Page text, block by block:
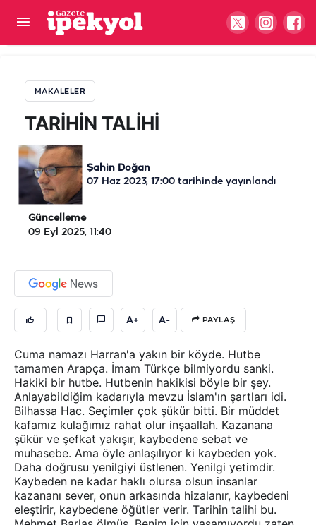
MAKALELER
TARİHİN TALİHİ
Şahin Doğan
07 Haz 2023, 17:00 tarihinde yayınlandı
Güncelleme
09 Eyl 2025, 11:40
A+ A- PAYLAŞ
Cuma namazı Harran'a yakın bir köyde. Hutbe
tamamen Arapça. İmam Türkçe bilmiyordu sanki.
Hakiki bir hutbe. Hutbenin hakikisi böyle bir şey.
Anlayabildiğim kadarıyla mevzu İslam'ın şartları idi.
Bilhassa Hac. Seçimler çok şükür bitti. Bir müddet
kafamız kulağımız rahat olur inşaallah. Kazanana
şükür ve şefkat yakışır, kaybedene sebat ve
muhasebe. Ama öyle anlaşılıyor ki kaybeden yok.
Daha doğrusu yenilgiyi üstlenen. Yenilgi yetimdir.
Kaybeden ne kadar haklı olursa olsun insanlar
kazananı sever, onun arkasında hizalanır, kaybedeni
eleştirir, kaybedene öğütler verir. Tarihin talihi bu.
TARİHİN TALİHİ